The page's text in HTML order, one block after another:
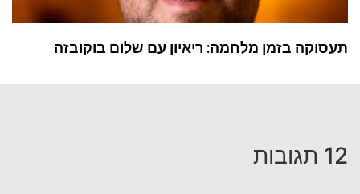
תעסוקה בזמן מלחמה: ריאיון עם שלום בוקובזה
12 תגובות